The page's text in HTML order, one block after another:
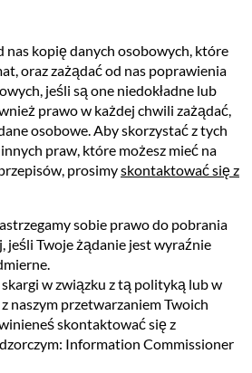
nas kopię danych osobowych, które
oraz zażądać od nas poprawienia
jeśli są one niedokładne lub
prawo w każdej chwili zażądać,
osobowe. Aby skorzystać z tych
praw, które możesz mieć na
prosimyskontaktować się z
sobie prawo do pobrania
jeśli Twoje żądanie jest wyraźnie
w związku z tą polityką lub w
naszym przetwarzaniem Twoich
skontaktować się z
Information Commissioner